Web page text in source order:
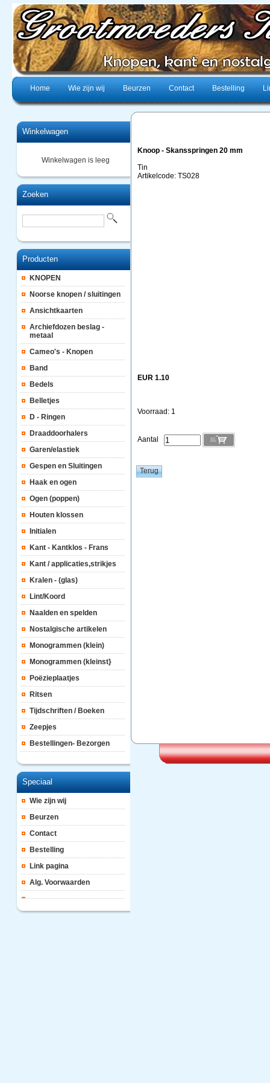
Home Wie zijn wij Beurzen Contact Bestelling
Winkelwagen
Winkelwagen is leeg
Zoeken
Producten
KNOPEN
Noorse knopen / sluitingen
Ansichtkaarten
Archiefdozen beslag -
metaal
Cameo's - Knopen
Band
Bedels
Belletjes
D - Ringen
Draaddoorhalers
Garen/elastiek
Gespen en Sluitingen
Haak en ogen
Ogen (poppen)
Houten klossen
Initialen
Kant - Kantklos - Frans
Kant / applicaties,strikjes
Kralen - (glas)
Lint/Koord
Naalden en spelden
Nostalgische artikelen
Monogrammen (klein)
Monogrammen (kleinst}
Poëzieplaatjes
Ritsen
Tijdschriften / Boeken
Zeepjes
Bestellingen- Bezorgen
Speciaal
Wie zijn wij
Beurzen
Contact
Bestelling
Link pagina
Alg. Voorwaarden
Knoop - Skansspringen 20 mm
Tin
Artikelcode: TS028
EUR 1.10
Voorraad: 1
Aantal